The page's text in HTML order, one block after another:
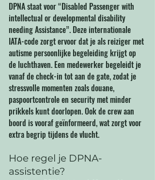
DPNA staat voor “Disabled Passenger with
intellectual or developmental disability
needing Assistance”. Deze internationale
IATA-code zorgt ervoor dat je als reiziger met
autisme persoonlijke begeleiding krijgt op
de luchthaven. Een medewerker begeleidt je
vanaf de check-in tot aan de gate, zodat je
stressvolle momenten zoals douane,
paspoortcontrole en security met minder
prikkels kunt doorlopen. Ook de crew aan
boord is vooraf geïnformeerd, wat zorgt voor
extra begrip tijdens de vlucht.
Hoe regel je DPNA-
assistentie?